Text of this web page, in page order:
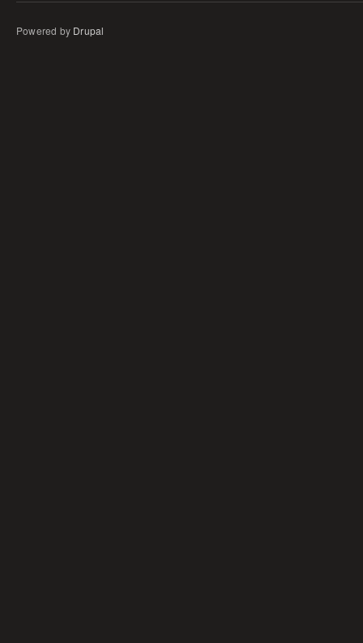
Powered by Drupal